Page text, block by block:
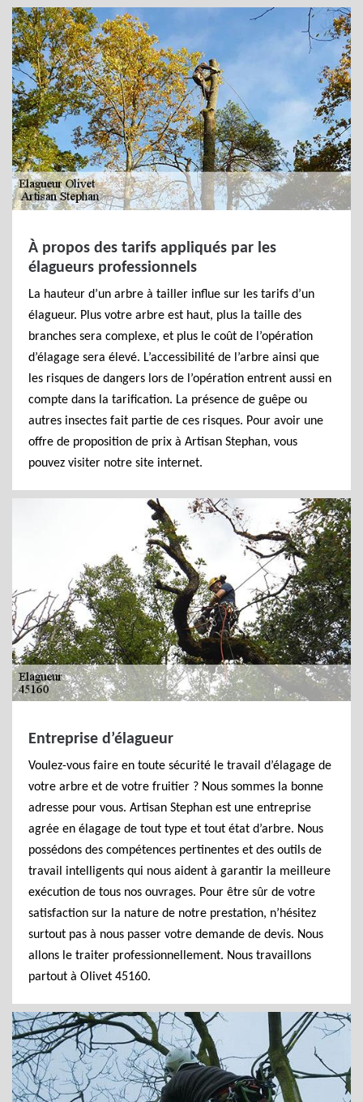
À propos des tarifs appliqués par les
élagueurs professionnels
La hauteur d’un arbre à tailler influe sur les tarifs d’un
élagueur. Plus votre arbre est haut, plus la taille des
branches sera complexe, et plus le coût de l’opération
d’élagage sera élevé. L’accessibilité de l’arbre ainsi que
les risques de dangers lors de l’opération entrent aussi en
compte dans la tarification. La présence de guêpe ou
autres insectes fait partie de ces risques. Pour avoir une
offre de proposition de prix à Artisan Stephan, vous
pouvez visiter notre site internet.
Entreprise d’élagueur
Voulez-vous faire en toute sécurité le travail d’élagage de
votre arbre et de votre fruitier ? Nous sommes la bonne
adresse pour vous. Artisan Stephan est une entreprise
agrée en élagage de tout type et tout état d’arbre. Nous
possédons des compétences pertinentes et des outils de
travail intelligents qui nous aident à garantir la meilleure
exécution de tous nos ouvrages. Pour être sûr de votre
satisfaction sur la nature de notre prestation, n’hésitez
surtout pas à nous passer votre demande de devis. Nous
allons le traiter professionnellement. Nous travaillons
partout à Olivet 45160.